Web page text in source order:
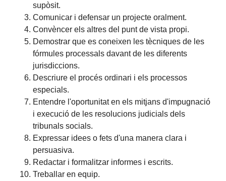
supòsit.
Comunicar i defensar un projecte oralment.
Convèncer els altres del punt de vista propi.
Demostrar que es coneixen les tècniques de les
fórmules processals davant de les diferents
jurisdiccions.
Descriure el procés ordinari i els processos
especials.
Entendre l'oportunitat en els mitjans d'impugnació
i execució de les resolucions judicials dels
tribunals socials.
Expressar idees o fets d'una manera clara i
persuasiva.
Redactar i formalitzar informes i escrits.
Treballar en equip.